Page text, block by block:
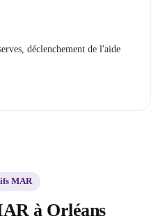
déclenchement de l'aide
MAR
à Orléans